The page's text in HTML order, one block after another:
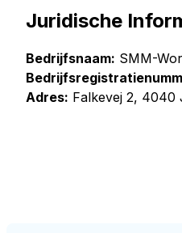
Juridische
Bedrijfsnaam: SMM-
Adres: Falkevej 2, 4040